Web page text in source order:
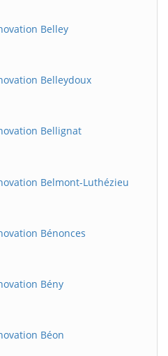
Belley
Belleydoux
Bellignat
Belmont-Luthézieu
Bénonces
Bény
Béon